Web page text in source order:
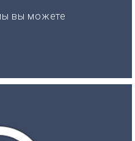
вы можете